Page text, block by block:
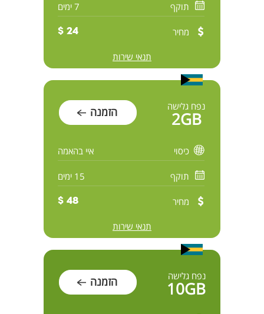
תוקף 7 ימים
מחיר 24 $
תנאי שירות
נפח גלישה
2GB הזמנה
כיסוי איי בהאמה
תוקף 15 ימים
מחיר 48 $
תנאי שירות
נפח גלישה
10GB הזמנה